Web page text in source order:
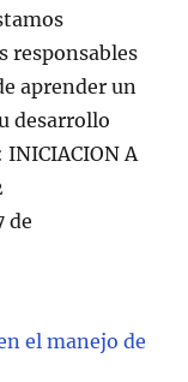
responsables
aprender un
desarrollo
INICIACION A
de
el manejo de